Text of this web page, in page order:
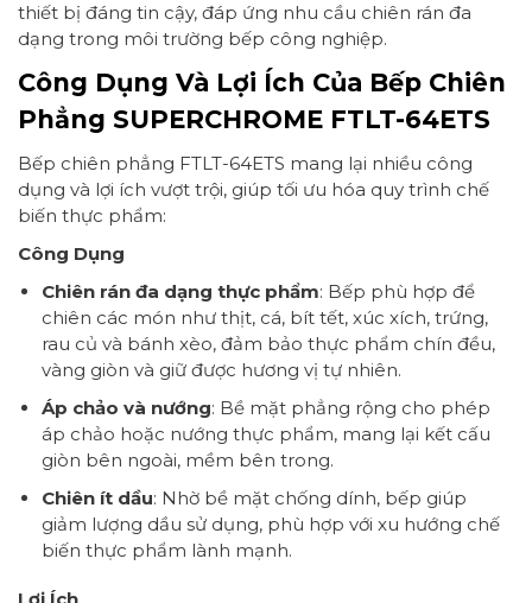
thiết bị đáng tin cậy, đáp ứng nhu cầu chiên rán đa
dạng trong môi trường bếp công nghiệp.
Công Dụng Và Lợi Ích Của Bếp Chiên
Phẳng SUPERCHROME FTLT-64ETS
Bếp chiên phẳng FTLT-64ETS mang lại nhiều công
dụng và lợi ích vượt trội, giúp tối ưu hóa quy trình chế
biến thực phẩm:
Công Dụng
Chiên rán đa dạng thực phẩm: Bếp phù hợp để
chiên các món như thịt, cá, bít tết, xúc xích, trứng,
rau củ và bánh xèo, đảm bảo thực phẩm chín đều,
vàng giòn và giữ được hương vị tự nhiên.
Áp chảo và nướng: Bề mặt phẳng rộng cho phép
áp chảo hoặc nướng thực phẩm, mang lại kết cấu
giòn bên ngoài, mềm bên trong.
Chiên ít dầu: Nhờ bề mặt chống dính, bếp giúp
giảm lượng dầu sử dụng, phù hợp với xu hướng chế
biến thực phẩm lành mạnh.